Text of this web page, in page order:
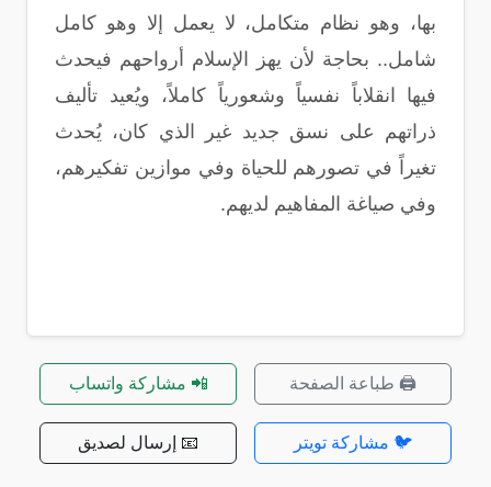
بها، وهو نظام متكامل، لا يعمل إلا وهو كامل
شامل.. بحاجة لأن يهز الإسلام أرواحهم فيحدث
فيها انقلاباً نفسياً وشعورياً كاملاً، ويُعيد تأليف
ذراتهم على نسق جديد غير الذي كان، يُحدث
تغيراً في تصورهم للحياة وفي موازين تفكيرهم،
وفي صياغة المفاهيم لديهم.
🖨️ طباعة الصفحة 📲 مشاركة واتساب
🐦 مشاركة تويتر 📧 إرسال لصديق